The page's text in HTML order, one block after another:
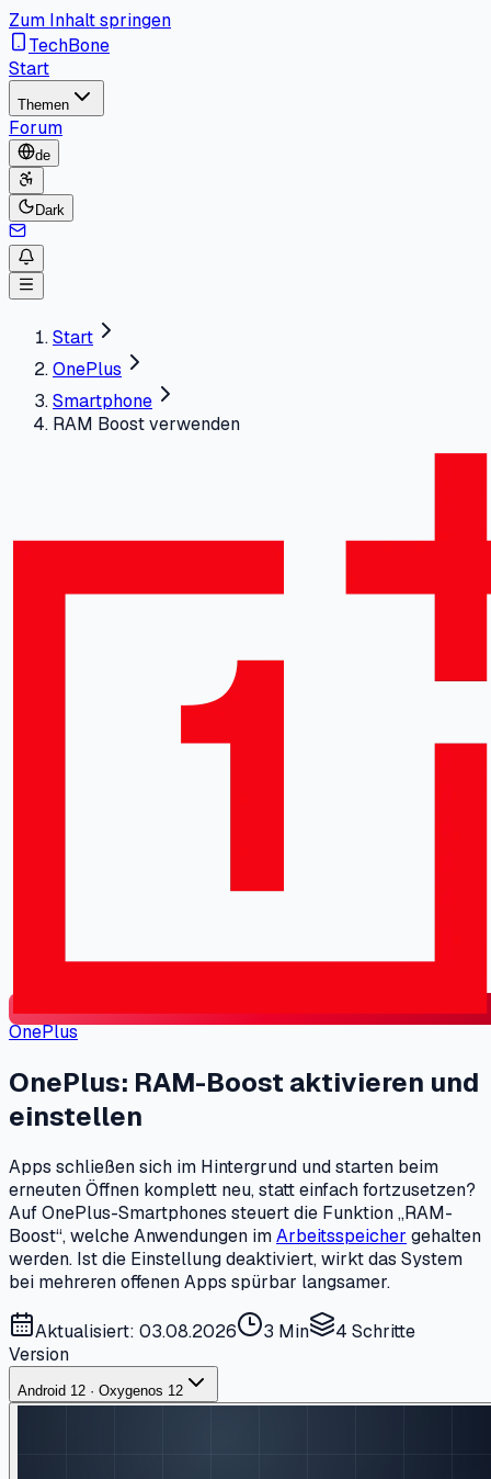
Zum Inhalt springen
TechBone
Start
Themen
Forum
de
Dark
Start
OnePlus
Smartphone
RAM Boost verwenden
OnePlus
OnePlus: RAM-Boost aktivieren und
einstellen
Apps schließen sich im Hintergrund und starten beim
erneuten Öffnen komplett neu, statt einfach fortzusetzen?
Auf OnePlus-Smartphones steuert die Funktion „RAM-
Boost“, welche Anwendungen imArbeitsspeicher gehalten
werden. Ist die Einstellung deaktiviert, wirkt das System
bei mehreren offenen Apps spürbar langsamer.
Aktualisiert: 03.08.2026 3 Min 4 Schritte
Version
Android 12 · Oxygenos 12